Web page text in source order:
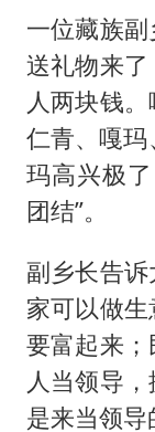
一位藏族
送礼物来
人两块钱。
仁青、嘎
玛高兴极
团结”。
副乡长告
家可以做
要富起来
人当领导
是来当领导